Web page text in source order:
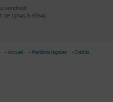
vendredi
de 13h45 à 16h45
Accueil Mentions légales Crédits